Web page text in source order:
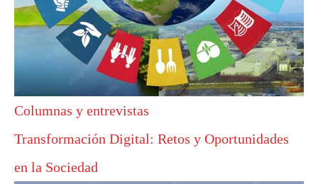
Columnas y entrevistas
Transformación Digital: Retos y Oportunidades
en la Sociedad